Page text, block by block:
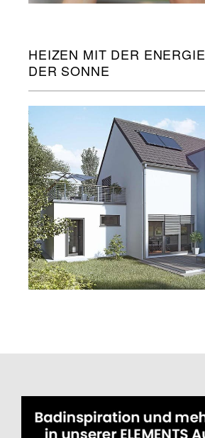
HEIZEN MIT DER ENERGIE
DER SONNE